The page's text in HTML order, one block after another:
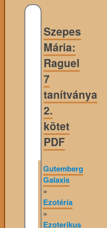
Szepes
Mária:
Raguel
7
tanítványa
2.
kötet
PDF
Gutemberg
Galaxis
»
Ezotéria
»
Ezoterikus